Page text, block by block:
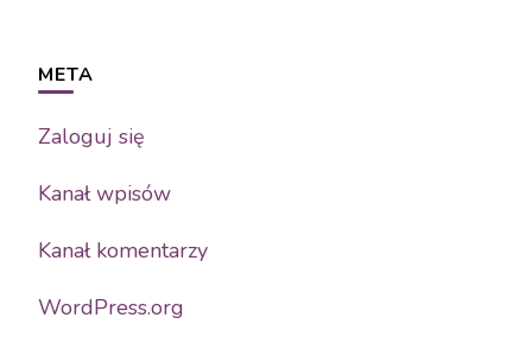
META
Zaloguj się
Kanał wpisów
Kanał komentarzy
WordPress.org